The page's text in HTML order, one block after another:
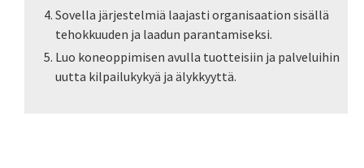
Sovella järjestelmiä ­laajasti organisaation sisällä
tehokkuuden ja laadun parantamiseksi.
Luo koneoppimisen avulla tuotteisiin ja palveluihin
uutta kilpailukykyä ja älykkyyttä.